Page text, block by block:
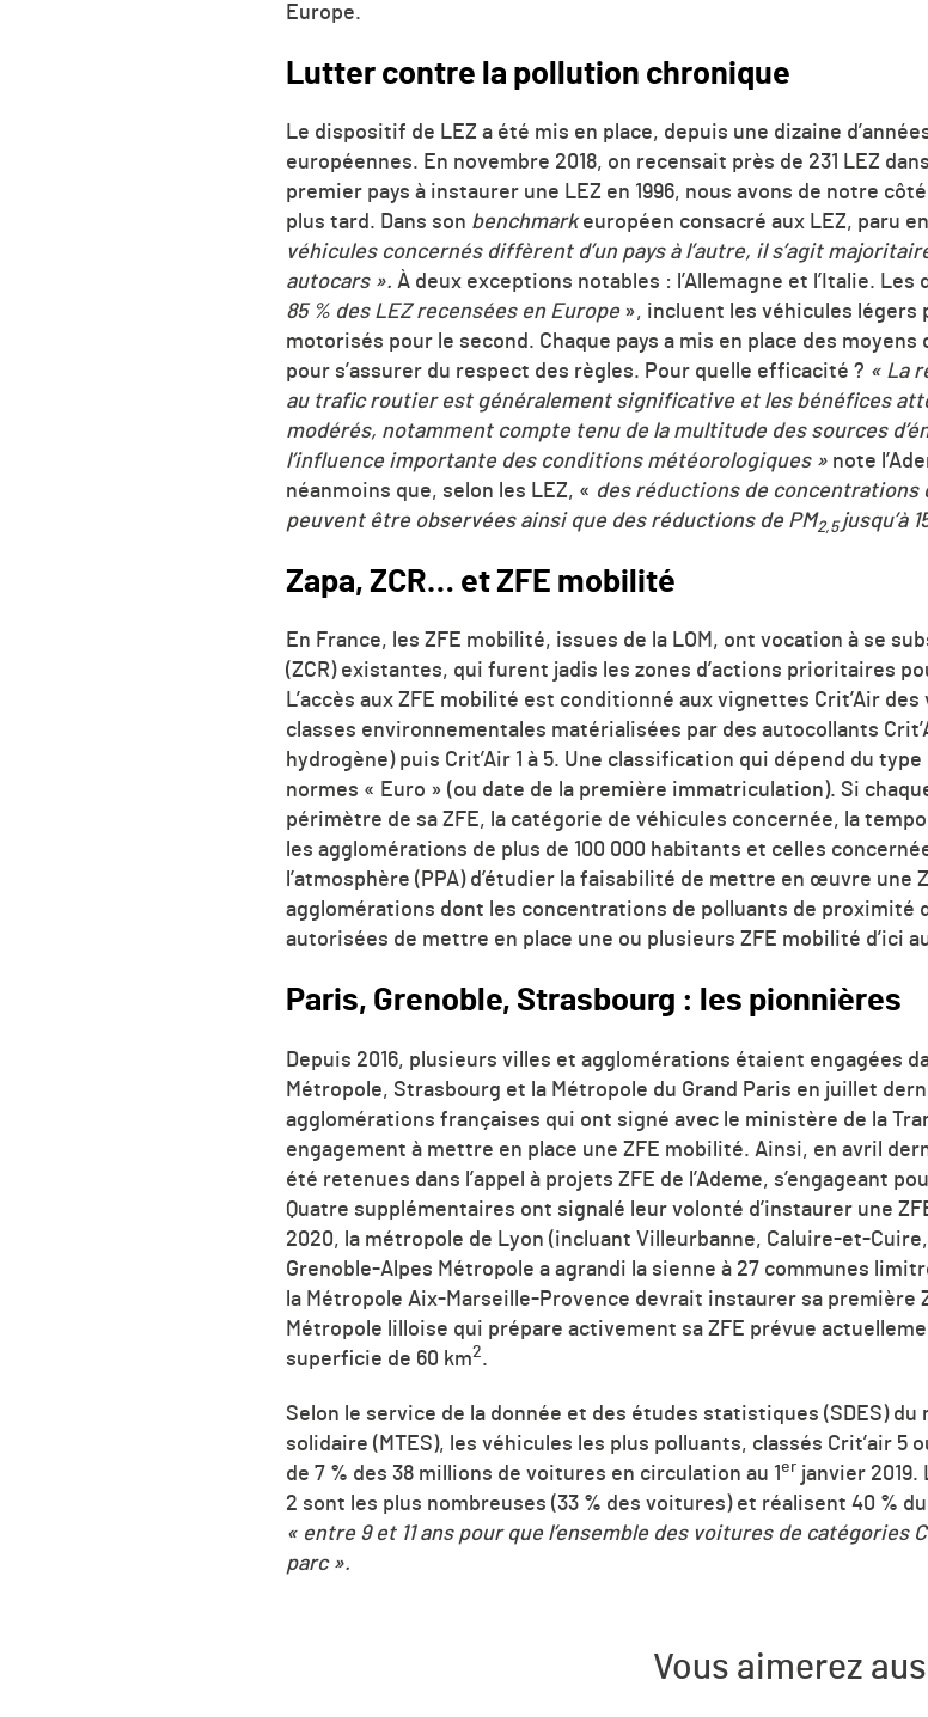
Europe.
Lutter contre la pollution chronique
Le dispositif de LEZ a été mis en place, depuis une dizaine
européennes. En novembre 2018, on recensait près de 231 LEZ
premier pays à instaurer une LEZ en 1996, nous avons de notre
plus tard. Dans son benchmarkeuropéen consacré aux LEZ, paru
véhicules concernés diffèrent d’un pays à l’autre, il s’agit
autocars ». À deux exceptions notables : l’Allemagne et l’Italie. Les
85 % des LEZ recensées en Europe », incluent les véhicules légers
motorisés pour le second. Chaque pays a mis en place des
pour s’assurer du respect des règles. Pour quelle efficacité ? « La
au trafic routier est généralement significative et les bénéfices
modérés, notamment compte tenu de la multitude des sources
l’influence importante des conditions météorologiques » note
néanmoins que, selon les LEZ, « des réductions de concentrations
peuvent être observées ainsi que des réductions de PM2,5jusqu’à
Zapa, ZCR… et ZFE mobilité
En France, les ZFE mobilité, issues de la LOM, ont vocation à se
(ZCR) existantes, qui furent jadis les zones d’actions prioritaires
L’accès aux ZFE mobilité est conditionné aux vignettes Crit’Air
classes environnementales matérialisées par des autocollants
hydrogène) puis Crit’Air 1 à 5. Une classification qui dépend du
normes « Euro » (ou date de la première immatriculation). Si
périmètre de sa ZFE, la catégorie de véhicules concernée, la
les agglomérations de plus de 100 000 habitants et celles
l’atmosphère (PPA) d’étudier la faisabilité de mettre en œuvre une
agglomérations dont les concentrations de polluants de proximité
autorisées de mettre en place une ou plusieurs ZFE mobilité d’ici
Paris, Grenoble, Strasbourg : les pionnières
Depuis 2016, plusieurs villes et agglomérations étaient engagées
Métropole, Strasbourg et la Métropole du Grand Paris en juillet
agglomérations françaises qui ont signé avec le ministère de la
engagement à mettre en place une ZFE mobilité. Ainsi, en avril
été retenues dans l’appel à projets ZFE de l’Ademe, s’engageant
Quatre supplémentaires ont signalé leur volonté d’instaurer une
2020, la métropole de Lyon (incluant Villeurbanne, Caluire-et-
Grenoble-Alpes Métropole a agrandi la sienne à 27 communes
la Métropole Aix-Marseille-Provence devrait instaurer sa première
Métropole lilloise qui prépare activement sa ZFE prévue
superficie de 60 km2.
Selon le service de la donnée et des études statistiques (SDES)
solidaire (MTES), les véhicules les plus polluants, classés Crit’air
de 7 % des 38 millions de voitures en circulation au 1er janvier
2 sont les plus nombreuses (33 % des voitures) et réalisent 40 %
« entre 9 et 11 ans pour que l’ensemble des voitures de catégories
parc ».
Vous aimerez